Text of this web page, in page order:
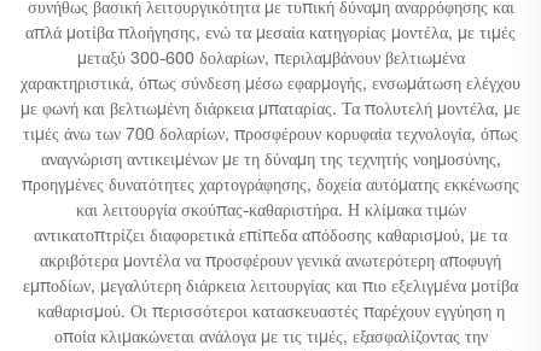
συνήθως βασική λειτουργικότητα με τυπική δύναμη αναρρόφησης και
απλά μοτίβα πλοήγησης, ενώ τα μεσαία κατηγορίας μοντέλα, με τιμές
μεταξύ 300-600 δολαρίων, περιλαμβάνουν βελτιωμένα
χαρακτηριστικά, όπως σύνδεση μέσω εφαρμογής, ενσωμάτωση ελέγχου
με φωνή και βελτιωμένη διάρκεια μπαταρίας. Τα πολυτελή μοντέλα, με
τιμές άνω των 700 δολαρίων, προσφέρουν κορυφαία τεχνολογία, όπως
αναγνώριση αντικειμένων με τη δύναμη της τεχνητής νοημοσύνης,
προηγμένες δυνατότητες χαρτογράφησης, δοχεία αυτόματης εκκένωσης
και λειτουργία σκούπας-καθαριστήρα. Η κλίμακα τιμών
αντικατοπτρίζει διαφορετικά επίπεδα απόδοσης καθαρισμού, με τα
ακριβότερα μοντέλα να προσφέρουν γενικά ανωτερότερη αποφυγή
εμποδίων, μεγαλύτερη διάρκεια λειτουργίας και πιο εξελιγμένα μοτίβα
καθαρισμού. Οι περισσότεροι κατασκευαστές παρέχουν εγγύηση η
οποία κλιμακώνεται ανάλογα με τις τιμές, εξασφαλίζοντας την